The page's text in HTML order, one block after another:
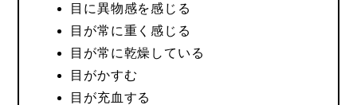
目に異物感を感じる
目が常に重く感じる
目が常に乾燥している
目がかすむ
目が充血する